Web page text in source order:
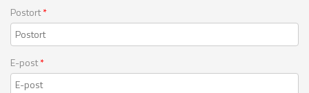
Postort*
E-post*